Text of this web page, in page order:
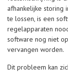
afhankelijke storing
te lossen, is een
regelapparaten
software nog niet
vervangen worden.
Dit probleem kan